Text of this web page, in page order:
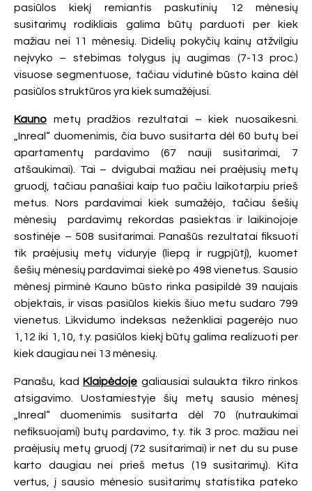
pasiūlos kiekį remiantis paskutinių 12 mėnesių
susitarimų rodikliais galima būtų parduoti per kiek
mažiau nei 11 mėnesių. Didelių pokyčių kainų atžvilgiu
neįvyko – stebimas tolygus jų augimas (7-13 proc.)
visuose segmentuose, tačiau vidutinė būsto kaina dėl
pasiūlos struktūros yra kiek sumažėjusi.
Kauno metų pradžios rezultatai – kiek nuosaikesni.
„Inreal“ duomenimis, čia buvo susitarta dėl 60 butų bei
apartamentų pardavimo (67 nauji susitarimai, 7
atšaukimai). Tai – dvigubai mažiau nei praėjusių metų
gruodį, tačiau panašiai kaip tuo pačiu laikotarpiu prieš
metus. Nors pardavimai kiek sumažėjo, tačiau šešių
mėnesių pardavimų rekordas pasiektas ir laikinojoje
sostinėje – 508 susitarimai. Panašūs rezultatai fiksuoti
tik praėjusių metų viduryje (liepą ir rugpjūtį), kuomet
šešių mėnesių pardavimai siekė po 498 vienetus. Sausio
mėnesį pirminė Kauno būsto rinka pasipildė 39 naujais
objektais, ir visas pasiūlos kiekis šiuo metu sudaro 799
vienetus. Likvidumo indeksas neženkliai pagerėjo nuo
1,12 iki 1,10, t.y. pasiūlos kiekį būtų galima realizuoti per
kiek daugiau nei 13 mėnesių.
Panašu, kad Klaipėdoje galiausiai sulaukta tikro rinkos
atsigavimo. Uostamiestyje šių metų sausio mėnesį
„Inreal“ duomenimis susitarta dėl 70 (nutraukimai
nefiksuojami) butų pardavimo, t.y. tik 3 proc. mažiau nei
praėjusių metų gruodį (72 susitarimai) ir net du su puse
karto daugiau nei prieš metus (19 susitarimų). Kita
vertus, į sausio mėnesio susitarimų statistika pateko